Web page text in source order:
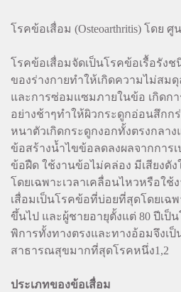
โรคข้อเสื่อม (Osteoarthritis) โดย
โรคข้อเสื่อมจัดเป็นโรคข้อเรื้อรัง
ของร่างกายทำให้เกิดความไม่สม
และการซ่อมแซมภายในข้อ เกิดก
อย่างช้าๆทำให้ผิวกระดูกอ่อนสึกก
หนาตัวเกิดกระดูกงอกทั้งตรงกลา
ข้อสร้างน้ำไขข้อลดลงผลจากการ
ข้อฝืด ใช้งานข้อไม่คล่อง มีเสียงดั
โดยเฉพาะเวลาเคลื่อนไหวหรือใ
เสื่อมเป็นโรคข้อที่บ่อยที่สุดโดยเฉ
ขึ้นไป และผู้ชายอายุตั้งแต่ 80 ปีเป็
พิการทั้งทางตรงและทางอ้อมจึงเ
สาธารณสุขมากที่สุดโรคหนึ่ง1,2
ประเภทของข้อเสื่อม